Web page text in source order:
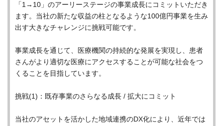
「1→10」のアーリーステージの事業成長にコミットいただき
ます。当社の新たな収益の柱となるような100億円事業を生み
出す大きなチャレンジに挑戦可能です。
事業成長を通じて、医療機関の持続的な発展を実現し、患者
さんがより適切な医療にアクセスすることが可能な社会をつ
くることを目指しています。
挑戦(1)：既存事業のさらなる成長 / 拡大にコミット
当社のアセットを活かした地域連携のDX化により、近年では